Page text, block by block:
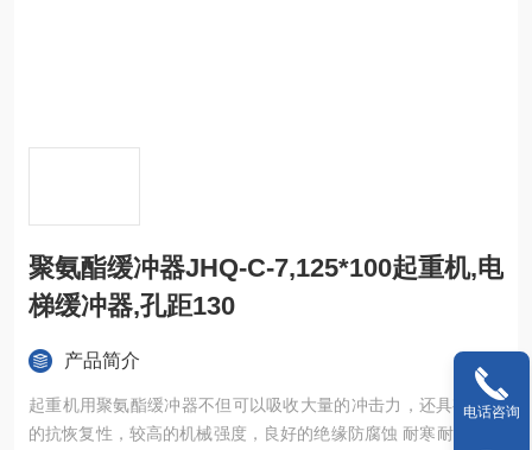
聚氨酯缓冲器JHQ-C-7,125*100起重机,电
梯缓冲器,孔距130
产品简介
起重机用聚氨酯缓冲器不但可以吸收大量的冲击力，还具有良好
的抗恢复性，较高的机械强度，良好的绝缘防腐蚀 耐寒耐老化等
电话咨询